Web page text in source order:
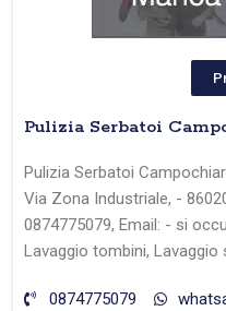
Pulizia Serbatoi
Pulizia Serbatoi
Via Zona Industriale, -
0874775079, Email: - si
Lavaggio tombini, Lavaggio
0874775079